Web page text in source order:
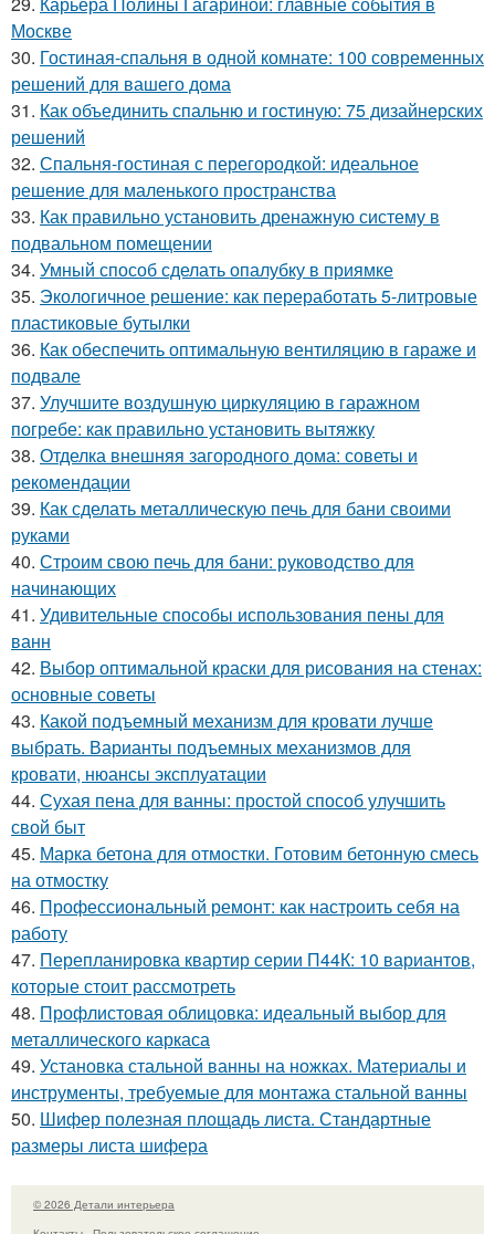
Москве
30. Гостиная-спальня в одной комнате: 100 современных
решений для вашего дома
31. Как объединить спальню и гостиную: 75 дизайнерских
решений
32. Спальня-гостиная с перегородкой: идеальное
решение для маленького пространства
33. Как правильно установить дренажную систему в
подвальном помещении
34. Умный способ сделать опалубку в приямке
35. Экологичное решение: как переработать 5-литровые
пластиковые бутылки
36. Как обеспечить оптимальную вентиляцию в гараже и
подвале
37. Улучшите воздушную циркуляцию в гаражном
погребе: как правильно установить вытяжку
38. Отделка внешняя загородного дома: советы и
рекомендации
39. Как сделать металлическую печь для бани своими
руками
40. Строим свою печь для бани: руководство для
начинающих
41. Удивительные способы использования пены для
ванн
42. Выбор оптимальной краски для рисования на стенах:
основные советы
43. Какой подъемный механизм для кровати лучше
выбрать. Варианты подъемных механизмов для
кровати, нюансы эксплуатации
44. Сухая пена для ванны: простой способ улучшить
свой быт
45. Марка бетона для отмостки. Готовим бетонную смесь
на отмостку
46. Профессиональный ремонт: как настроить себя на
работу
47. Перепланировка квартир серии П44К: 10 вариантов,
которые стоит рассмотреть
48. Профлистовая облицовка: идеальный выбор для
металлического каркаса
49. Установка стальной ванны на ножках. Материалы и
инструменты, требуемые для монтажа стальной ванны
50. Шифер полезная площадь листа. Стандартные
размеры листа шифера
© 2026 Детали интерьера